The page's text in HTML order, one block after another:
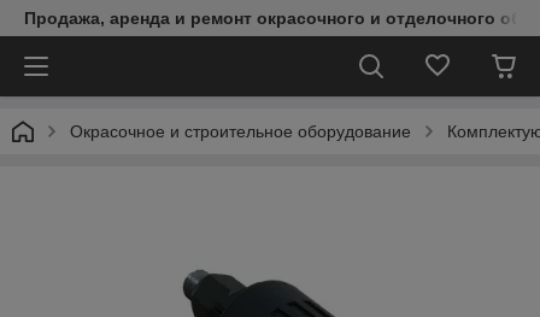
Продажа, аренда и ремонт окрасочного и отделочного
Окрасочное и строительное оборудование